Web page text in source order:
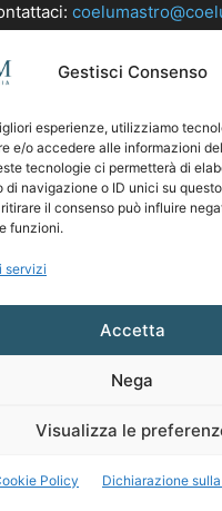
Gestisci Consenso
esperienze, utilizziamo
e/o accedere alle informazioni
tecnologie ci permetterà di
di navigazione o ID unici su
il consenso può influire
funzioni.
servizi
Accetta
Nega
Visualizza le
Policy Dichiarazione
SEGUICI